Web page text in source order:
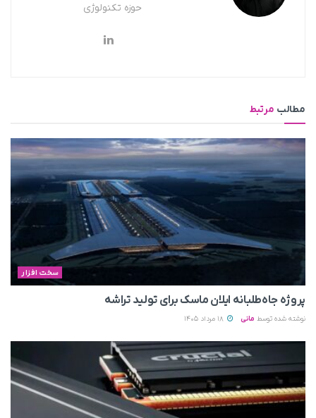
حوزه تکنولوژی
مطالب مرتبط
سخت افزار
پروژه جاه‌طلبانه ایلان ماسک برای تولید تراشه
نوشته شده توسط مانی